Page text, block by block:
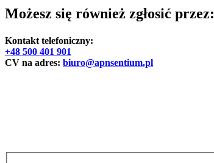
Możesz się również zgłosić przez:
Kontakt telefoniczny:
+48 500 401 901
CV na adres: biuro@apnsentium.pl